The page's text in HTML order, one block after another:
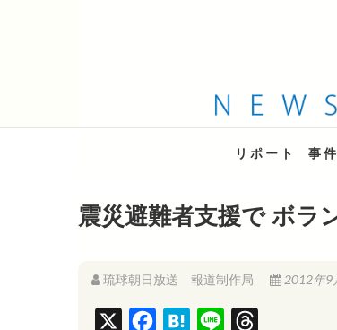
QAB NEWS
キャッチー 月曜〜金曜 午後6時15分放
リポート 事
震災避難者支援で ボラ
琉球朝日放送 報道制作局 2012年9
H